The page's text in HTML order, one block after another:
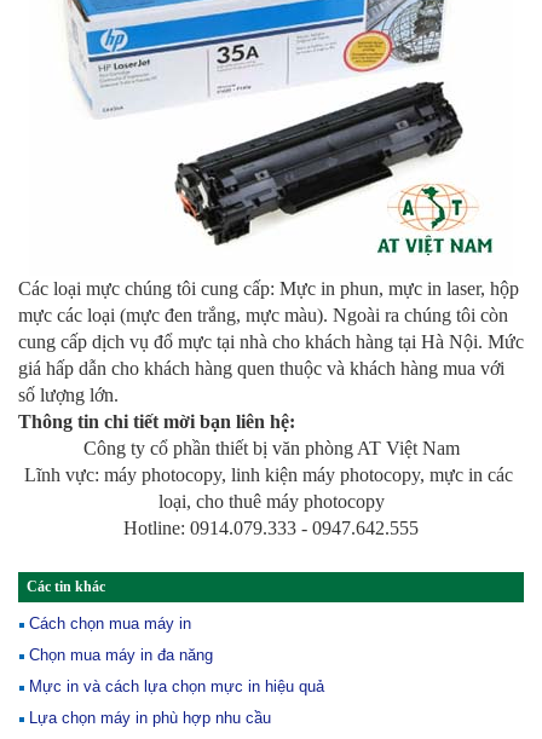
Các loại mực chúng tôi cung cấp: Mực in phun, mực in laser, hộp
mực các loại (mực đen trắng, mực màu). Ngoài ra chúng tôi còn
cung cấp dịch vụ đổ mực tại nhà cho khách hàng tại Hà Nội. Mức
giá hấp dẫn cho khách hàng quen thuộc và khách hàng mua với
số lượng lớn.
Thông tin chi tiết mời bạn liên hệ:
Công ty cổ phần thiết bị văn phòng AT Việt Nam
Lĩnh vực: máy photocopy, linh kiện máy photocopy, mực in các
loại, cho thuê máy photocopy
Hotline: 0914.079.333 - 0947.642.555
Các tin khác
Cách chọn mua máy in
Chọn mua máy in đa năng
Mực in và cách lựa chọn mực in hiệu quả
Lựa chọn máy in phù hợp nhu cầu